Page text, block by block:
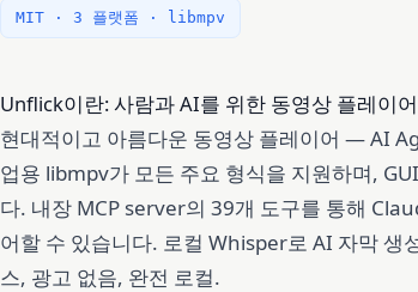
MIT · 3 플랫폼 · libmpv
Unflick이란: 사람과 AI를 위한 동영상 플레이
현대적이고 아름다운 동영상 플레이어 — AI
업용 libmpv가 모든 주요 형식을 지원하며,
다. 내장 MCP server의 39개 도구를 통해
어할 수 있습니다. 로컬 Whisper로 AI 자막 생
스, 광고 없음, 완전 로컬.